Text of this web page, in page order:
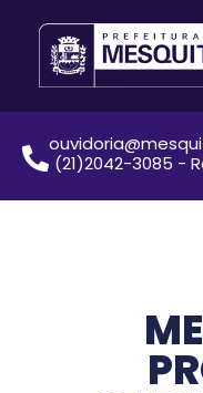
(21)2042-3085 -